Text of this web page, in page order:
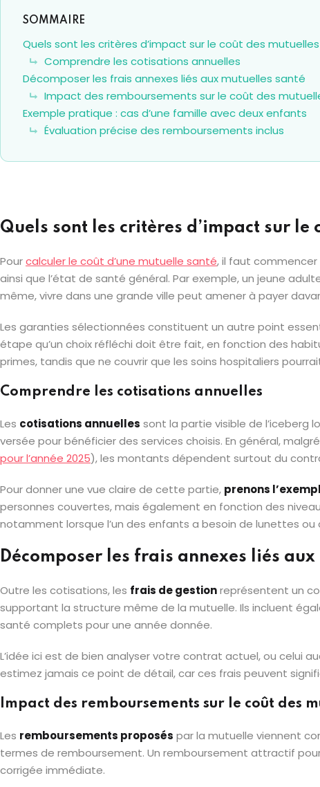
Quels sont les critères d’impact sur le coût des
Comprendre les cotisations annuelles
Décomposer les frais annexes liés aux mutuelles santé
Impact des remboursements sur le coût des
Exemple pratique : cas d’une famille avec deux enfants
Évaluation précise des remboursements inclus
Quels sont les critères d’impact sur le
Pourcalculer le coût d’une mutuelle santé, il faut commencer
ainsi que l’état de santé général. Par exemple, un jeune
même, vivre dans une grande ville peut amener à payer
Les garanties sélectionnées constituent un autre point
étape qu’un choix réfléchi doit être fait, en fonction des
primes, tandis que ne couvrir que les soins hospitaliers
Comprendre les cotisations annuelles
Les cotisations annuelles sont la partie visible de l’iceberg
versée pour bénéficier des services choisis. En général,
pour l’année 2025), les montants dépendent surtout du
Pour donner une vue claire de cette partie, prenons
personnes couvertes, mais également en fonction des
notamment lorsque l’un des enfants a besoin de lunettes ou
Décomposer les frais annexes liés
Outre les cotisations, les frais de gestionreprésentent un
supportant la structure même de la mutuelle. Ils incluent
santé complets pour une année donnée.
L’idée ici est de bien analyser votre contrat actuel, ou celui
estimez jamais ce point de détail, car ces frais peuvent
Impact des remboursements sur le coût des
Les remboursements proposés par la mutuelle viennent
termes de remboursement. Un remboursement attractif
corrigée immédiate.